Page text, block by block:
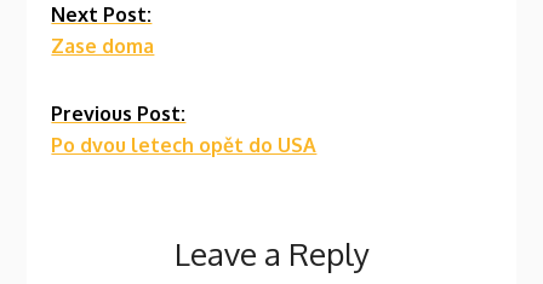
Continue
Reading
Next Post:
Zase doma
Previous Post:
Po dvou letech opět do USA
Leave a Reply